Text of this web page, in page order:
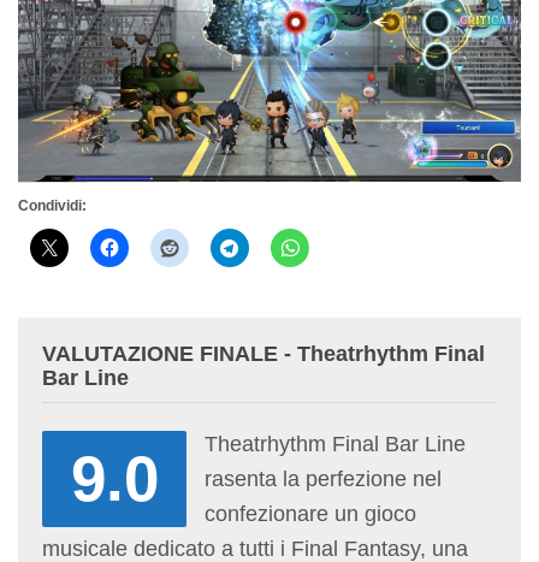
Condividi:
VALUTAZIONE FINALE - Theatrhythm Final
Bar Line
9.0
Theatrhythm Final Bar Line
rasenta la perfezione nel
confezionare un gioco
musicale dedicato a tutti i Final Fantasy, una